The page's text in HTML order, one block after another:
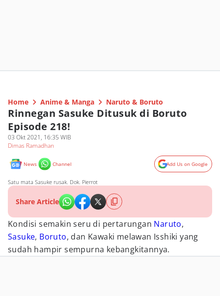
Home Anime & Manga Naruto & Boruto
Rinnegan Sasuke Ditusuk di Boruto
Episode 218!
03 Okt 2021, 16:35 WIB
Dimas Ramadhan
News Channel Add Us on Google
Satu mata Sasuke rusak. Dok. Pierrot
Share Article
Kondisi semakin seru di pertarungan Naruto,
Sasuke, Boruto, dan Kawaki melawan Isshiki yang
sudah hampir sempurna kebangkitannya.